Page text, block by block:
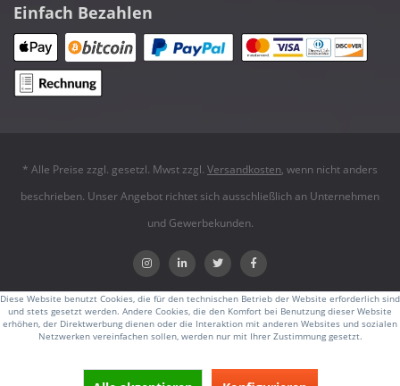
Einfach Bezahlen
* Alle Preise zzgl. gesetzl. Mwst zzgl. Versandkosten, wenn nicht anders
beschrieben. Unser Angebot richtet sich ausschließlich an Unternehmen
und Gewerbekunden.
Diese Website benutzt Cookies, die für den technischen Betrieb der Website erforderlich sind
und stets gesetzt werden. Andere Cookies, die den Komfort bei Benutzung dieser Website
erhöhen, der Direktwerbung dienen oder die Interaktion mit anderen Websites und sozialen
Netzwerken vereinfachen sollen, werden nur mit Ihrer Zustimmung gesetzt.